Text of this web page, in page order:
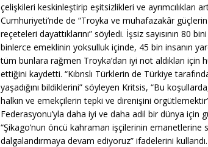
çelişkileri keskinleştirip eşitsizlikleri ve ayrımcılıkları
Cumhuriyeti’nde de “Troyka ve muhafazakâr
reçeteleri dayattıklarını” söyledi. İşsiz sayısının 80
binlerce emeklinin yoksulluk içinde, 45 bin insanın
tüm bunlara rağmen Troyka’dan iyi not aldıkları için
ettiğini kaydetti. “Kıbrıslı Türklerin de Türkiye
yaşadığını bildiklerini” söyleyen Kritsis, “Bu
halkın ve emekçilerin tepki ve direnişini
Federasyonu’yla daha iyi ve daha adil bir dünya için
“Şikago’nun öncü kahraman işçilerinin emanetlerine
dalgalandırmaya devam ediyoruz” ifadelerini kullandı.